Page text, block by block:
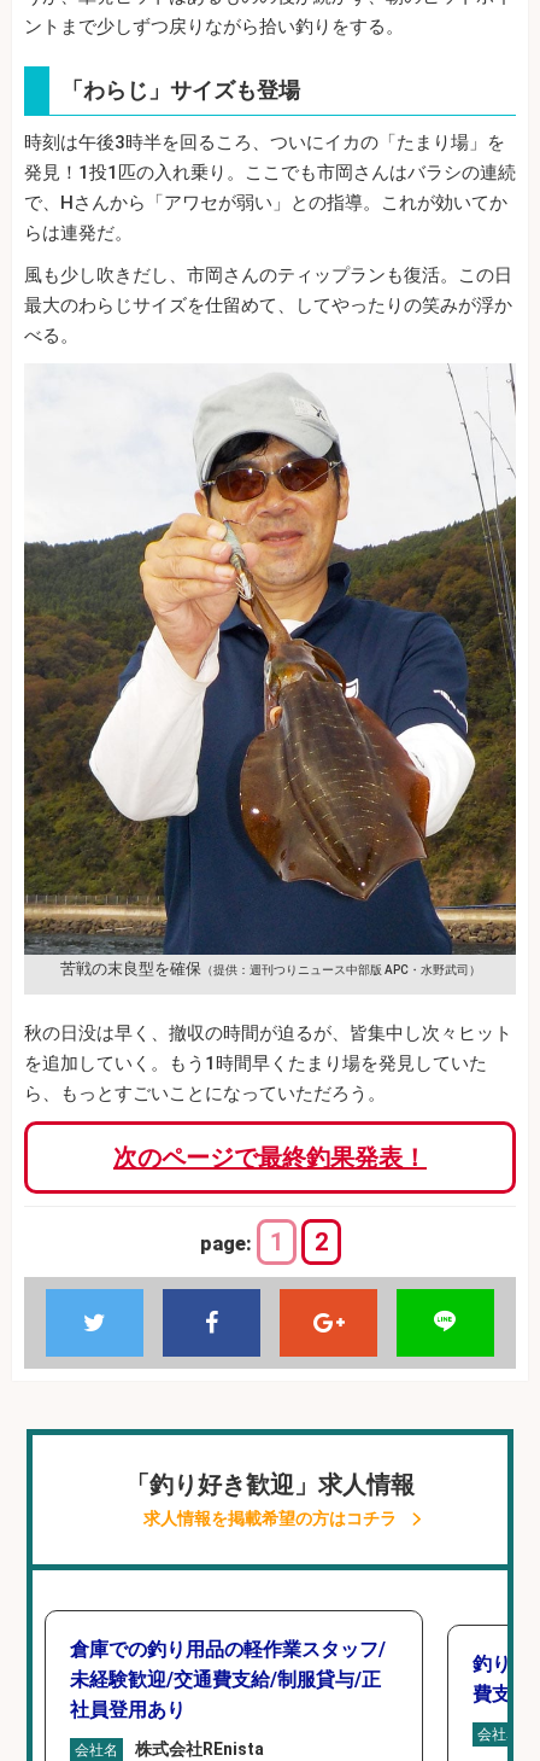
ントまで少しずつ戻りながら拾い釣りをする。
「わらじ」サイズも登場
時刻は午後3時半を回るころ、ついにイカの「たまり場」を
発見！1投1匹の入れ乗り。ここでも市岡さんはバラシの連続
で、Hさんから「アワセが弱い」との指導。これが効いてか
らは連発だ。
風も少し吹きだし、市岡さんのティップランも復活。この日
最大のわらじサイズを仕留めて、してやったりの笑みが浮か
べる。
苦戦の末良型を確保 （提供：週刊つりニュース中部版 APC・水野武司）
秋の日没は早く、撤収の時間が迫るが、皆集中し次々ヒット
を追加していく。もう1時間早くたまり場を発見していた
ら、もっとすごいことになっていただろう。
次のページで最終釣果発表！
page: 1 2
「釣り好き歓迎」求人情報
求人情報を掲載希望の方はコチラ
倉庫での釣り用品の軽作業スタッフ/
未経験歓迎/交通費支給/制服貸与/正
社員登用あり
会社名 株式会社REnista
釣り具
費支給
会社名